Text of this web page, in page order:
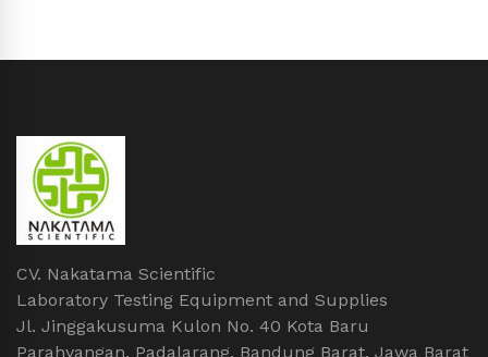
CV. Nakatama Scientific
Laboratory Testing Equipment and Supplies
Jl. Jinggakusuma Kulon No. 40 Kota Baru
Parahyangan, Padalarang, Bandung Barat, Jawa Barat